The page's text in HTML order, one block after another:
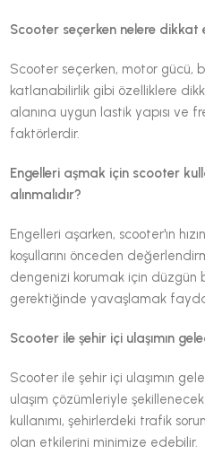
Scooter seçerken nelere dikkat
Scooter seçerken, motor gücü,
katlanabilirlik gibi özelliklere
alanına uygun lastik yapısı ve
faktörlerdir.
Engelleri aşmak için scooter
alınmalıdır?
Engelleri aşarken, scooter'ın
koşullarını önceden
dengenizi korumak için düzgün
gerektiğinde yavaşlamak
Scooter ile şehir içi ulaşımın
Scooter ile şehir içi ulaşımın
ulaşım çözümleriyle
kullanımı, şehirlerdeki trafik
olan etkilerini minimize edebilir.